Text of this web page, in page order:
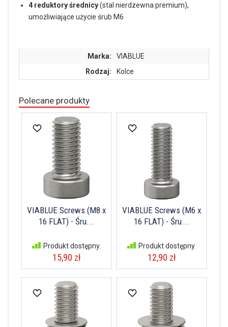
4 reduktory średnicy(stal nierdzewna premium),
umożliwiające użycie śrub M6
Marka:
VIABLUE
Rodzaj:
Kolce
Polecane produkty
VIABLUE Screws (M8 x
16 FLAT) - Śru...
Produkt dostępny.
15,90 zł
VIABLUE Screws (M6 x
16 FLAT) - Śru...
Produkt dostępny.
12,90 zł